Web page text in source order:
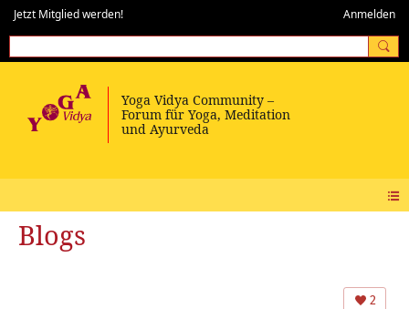
Jetzt Mitglied werden! Anmelden
Blogs
2